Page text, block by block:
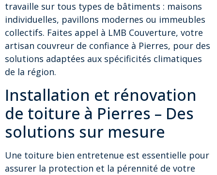
travaille sur tous types de bâtiments : maisons
individuelles, pavillons modernes ou immeubles
collectifs. Faites appel à LMB Couverture, votre
artisan couvreur de confiance à Pierres, pour des
solutions adaptées aux spécificités climatiques
de la région.
Installation et rénovation
de toiture à Pierres – Des
solutions sur mesure
Une toiture bien entretenue est essentielle pour
assurer la protection et la pérennité de votre